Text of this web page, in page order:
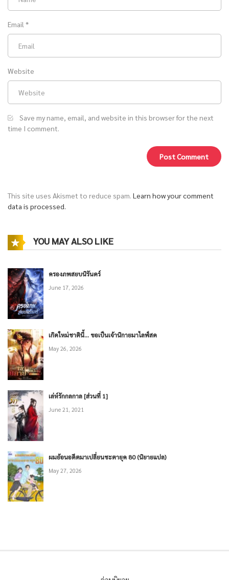
Email *
Website
Save my name, email, and website in this browser for the next
time I comment.
This site uses Akismet to reduce spam. Learn how your comment
data is processed.
YOU MAY ALSO LIKE
ครองภพสยบนิรันดร์
June 17, 2026
เกิดใหม่ชาตินี้… ขอเป็นเจ้านิกายมาไลฟ์สด
May 26, 2026
เล่ห์รักกลกาล [ส่วนที่ 1]
June 21, 2021
ผมย้อนอดีตมาเปลี่ยนชะตายุค 80 (นิยายแปล)
May 27, 2026